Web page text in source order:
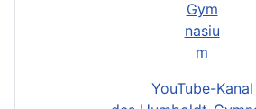
YouTube-Kanal